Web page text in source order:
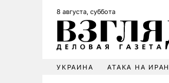
8 августа, суббота
УКРАИНА АТАКА НА ИРАН